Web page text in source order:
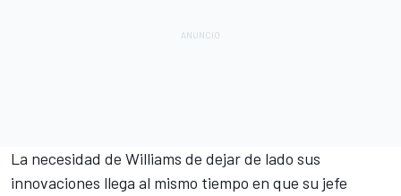
La necesidad de Williams de dejar de lado sus
innovaciones llega al mismo tiempo en que su jefe